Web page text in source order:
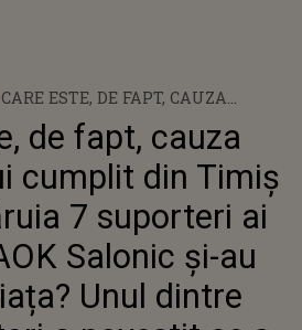
CARE ESTE, DE FAPT, CAUZA
ACCIDENTULUI CUMPLIT DIN
TIMIȘ ÎN URMA CĂRUIA 7
SUPORTERI AI ECHIPEI PAOK
SALONIC ȘI-AU PIERDUT VIAȚA?
UNUL DINTRE SUPRAVIEȚUITORI
A POVESTIT CE S-A ÎNTÂMPLAT ÎN
TIMPUL DEPĂȘIRII
de fapt, cauza
cumplit din Timiș
7 suporteri ai
Salonic și-au
Unul dintre